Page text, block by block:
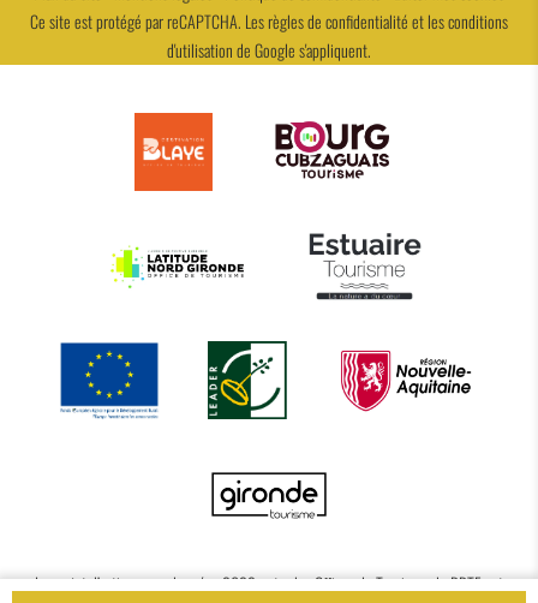
Ce site est protégé par reCAPTCHA. Lesrègles de confidentialitéet lesconditions
d'utilisationde Google s'appliquent.
Le projet d’actions coordonnées 2022 entre les Offices de Tourisme de BBTE est